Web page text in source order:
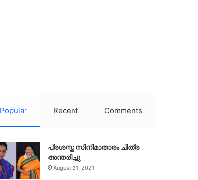
Popular Recent Comments
പ്രശസ്ത സിനിമാതാരം ചിത്ര
അന്തരിച്ചു
August 21, 2021